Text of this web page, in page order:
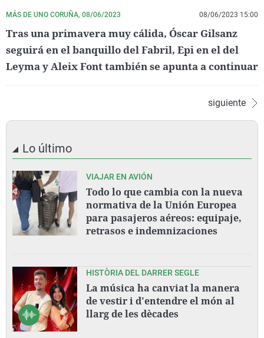
MÁS DE UNO CORUÑA, 08/06/2023 08/06/2023 15:00
Tras una primavera muy cálida, Óscar Gilsanz
seguirá en el banquillo del Fabril, Epi en el del
Leyma y Aleix Font también se apunta a continuar
siguiente
Lo último
VIAJAR EN AVIÓN
Todo lo que cambia con la nueva
normativa de la Unión Europea
para pasajeros aéreos: equipaje,
retrasos e indemnizaciones
HISTÒRIA DEL DARRER SEGLE
La música ha canviat la manera
de vestir i d'entendre el món al
llarg de les dècades